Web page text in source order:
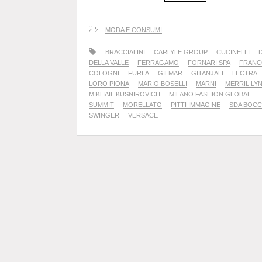
MODA E CONSUMI
BRACCIALINI CARLYLE GROUP CUCINELLI
DELLA VALLE
FERRAGAMO FORNARI SPA
COLOGNI
FURLA GILMAR GITANJALI
LECTRA
LORO PIONA
MARIO BOSELLI MARNI
MERRIL
MIKHAIL KUSNIROVICH
MILANO FASHION GLOBAL
SUMMIT
MORELLATO PITTI IMMAGINE
SDA
SWINGER
VERSACE